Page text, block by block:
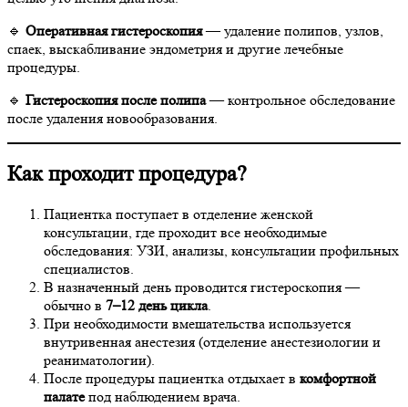
🔹 Оперативная гистероскопия— удаление полипов, узлов,
спаек, выскабливание эндометрия и другие лечебные
процедуры.
🔹 Гистероскопия после полипа— контрольное обследование
после удаления новообразования.
Как проходит процедура?
Пациентка поступает в отделение женской
консультации, где проходит все необходимые
обследования: УЗИ, анализы, консультации профильных
специалистов.
В назначенный день проводится гистероскопия —
обычно в 7–12 день цикла.
При необходимости вмешательства используется
внутривенная анестезия (отделение анестезиологии и
реаниматологии).
После процедуры пациентка отдыхает в комфортной
палатепод наблюдением врача.